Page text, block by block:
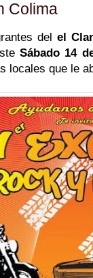
Colima
del el
Sábado 14
locales que le